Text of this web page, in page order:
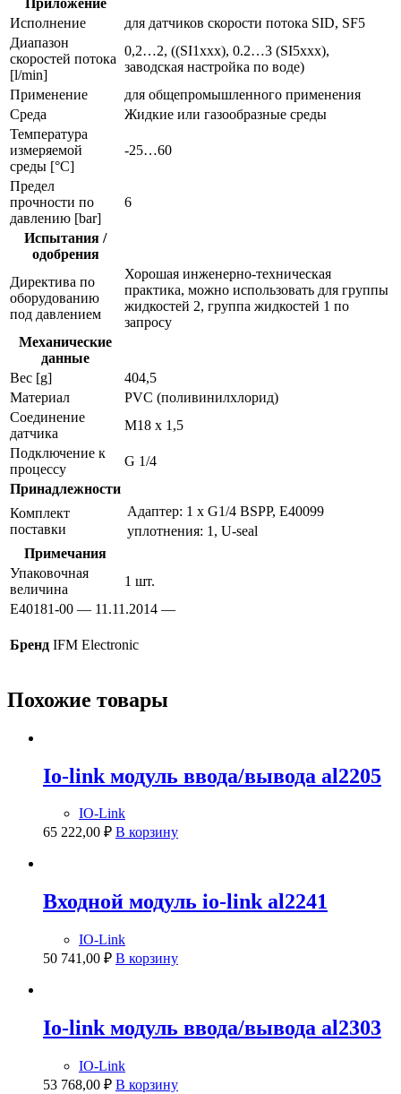
Исполнение
для датчиков скорости потока SID, SF5
Диапазон
скоростей потока
[l/min]
0,2…2, ((SI1xxx), 0.2…3 (SI5xxx),
заводская настройка по воде)
Применение
для общепромышленного применения
Среда
Жидкие или газообразные среды
Температура
измеряемой
среды [°C]
-25…60
Предел
прочности по
давлению [bar]
6
Испытания /
одобрения
Директива по
оборудованию
под давлением
Хорошая инженерно-техническая
практика, можно использовать для группы
жидкостей 2, группа жидкостей 1 по
запросу
Механические
данные
Вес [g]
404,5
Материал
PVC (поливинилхлорид)
Соединение
датчика
M18 x 1,5
Подключение к
процессу
G 1/4
Принадлежности
Комплект
поставки
Адаптер: 1 x G1/4 BSPP, E40099
уплотнения: 1, U-seal
Примечания
Упаковочная
величина
1 шт.
E40181-00 — 11.11.2014 —
Бренд IFM Electronic
Похожие товары
Io-link модуль ввода/вывода al2205
IO-Link
65 222,00 ₽ В корзину
Входной модуль io-link al2241
IO-Link
50 741,00 ₽ В корзину
Io-link модуль ввода/вывода al2303
IO-Link
53 768,00 ₽ В корзину